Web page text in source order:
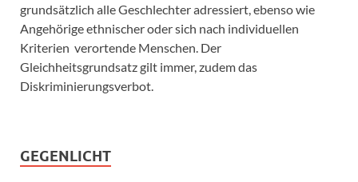
grundsätzlich alle Geschlechter adressiert, ebenso wie
Angehörige ethnischer oder sich nach individuellen
Kriterien verortende Menschen. Der
Gleichheitsgrundsatz gilt immer, zudem das
Diskriminierungsverbot.
GEGENLICHT